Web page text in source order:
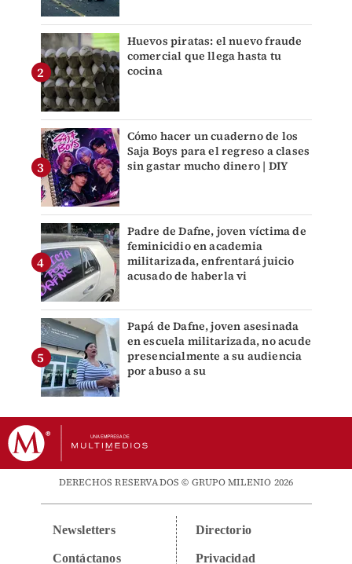
Huevos piratas: el nuevo fraude
comercial que llega hasta tu
cocina
Cómo hacer un cuaderno de los
Saja Boys para el regreso a clases
sin gastar mucho dinero | DIY
Padre de Dafne, joven víctima de
feminicidio en academia
militarizada, enfrentará juicio
acusado de haberla vi
Papá de Dafne, joven asesinada
en escuela militarizada, no acude
presencialmente a su audiencia
por abuso a su
DERECHOS RESERVADOS © GRUPO MILENIO 2026
Newsletters
Contáctanos
Directorio
Privacidad